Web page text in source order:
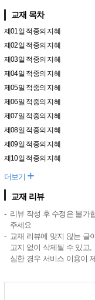
교재 목차
제01일 적중의 지혜
제02일 적중의 지혜
제03일 적중의 지혜
제04일 적중의 지혜
제05일 적중의 지혜
제06일 적중의 지혜
제07일 적중의 지혜
제08일 적중의 지혜
제09일 적중의 지혜
제10일 적중의 지혜
더보기 +
교재 리뷰
리뷰 작성 후 수정은 불가
주세요
교재 리뷰에 맞지 않는 글
고지 없이 삭제될 수 있고,
심한 경우 서비스 이용이